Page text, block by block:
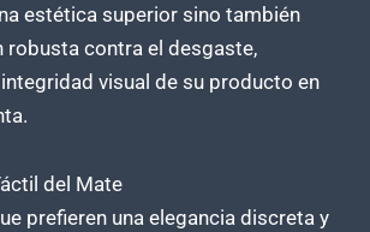
estética superior sino también
robusta contra el desgaste,
visual de su producto en
del Mate
prefieren una elegancia discreta y